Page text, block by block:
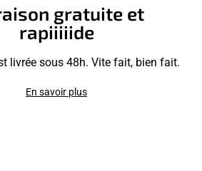
gratuite et
rapiiiiide
livrée sous 48h. Vite fait, bien fait.
En savoir plus